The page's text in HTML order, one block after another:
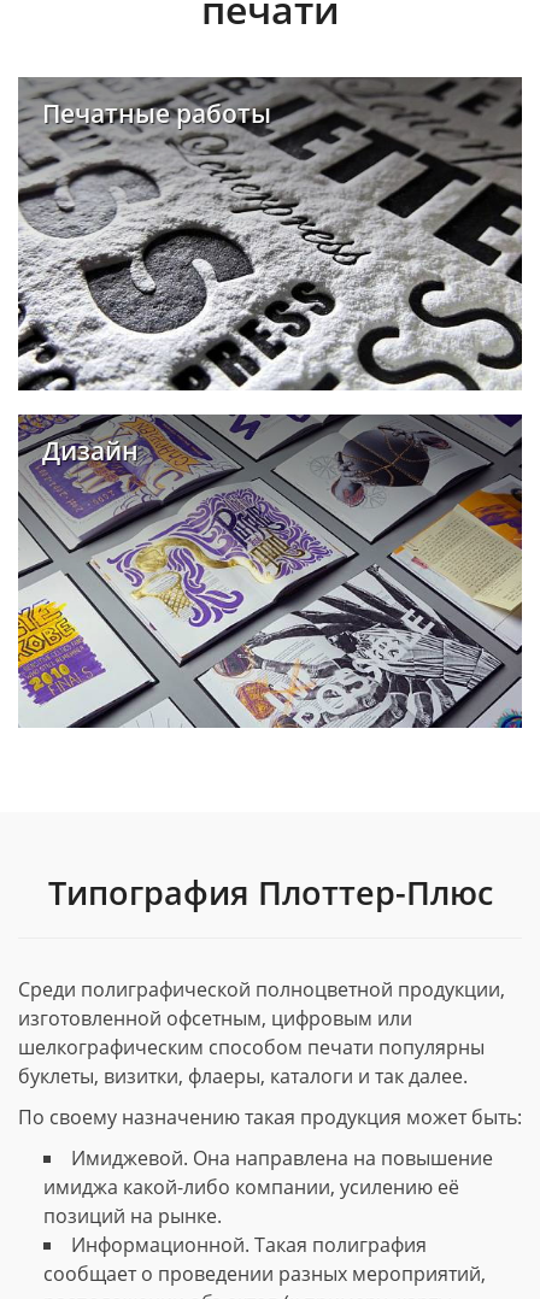
Печатные работы
Дизайн
Типография Плоттер-Плюс
Среди полиграфической полноцветной продукции,
изготовленной офсетным, цифровым или
шелкографическим способом печати популярны
буклеты, визитки, флаеры, каталоги и так далее.
По своему назначению такая продукция может быть:
Имиджевой. Она направлена на повышение
имиджа какой-либо компании, усилению её
позиций на рынке.
Информационной. Такая полиграфия
сообщает о проведении разных мероприятий,